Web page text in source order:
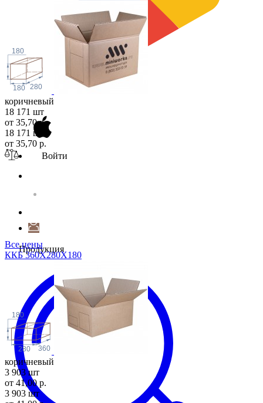
Войти
Продукция
180 280
180
коричневый
18 171 шт
от 35,70 р.
18 171 шт
от 35,70 р.
Все цены
ККБ 360Х280Х180
280 360
180
коричневый
3 903 шт
от 41,00 р.
3 903 шт